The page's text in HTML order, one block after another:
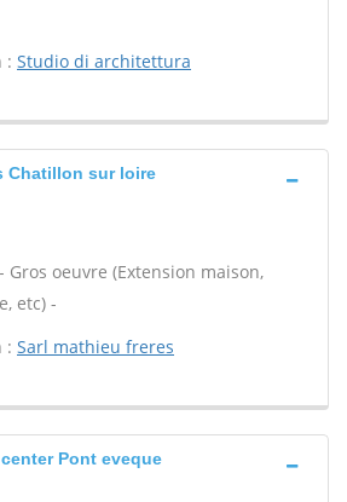
: Studio di architettura
Chatillon sur loire
Gros oeuvre (Extension maison,
etc) -
: Sarl mathieu freres
Pont eveque